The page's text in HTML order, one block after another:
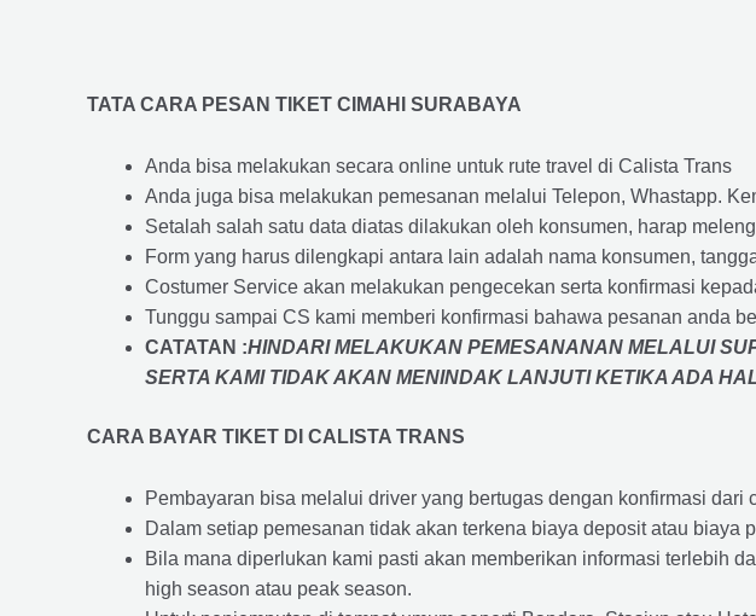
TATA CARA PESAN TIKET CIMAHI SURABAYA
Anda bisa melakukan secara online untuk rute travel di Calista Trans
Anda juga bisa melakukan pemesanan melalui Telepon, Whastapp.
Setalah salah satu data diatas dilakukan oleh konsumen, harap
Form yang harus dilengkapi antara lain adalah nama konsumen,
Costumer Service akan melakukan pengecekan serta konfirmasi
Tunggu sampai CS kami memberi konfirmasi bahawa pesanan anda
CATATAN :HINDARI MELAKUKAN PEMESANANAN MELALUI
SERTA KAMI TIDAK AKAN MENINDAK LANJUTI KETIKA ADA
CARA BAYAR TIKET DI CALISTA TRANS
Pembayaran bisa melalui driver yang bertugas dengan konfirmasi dari
Dalam setiap pemesanan tidak akan terkena biaya deposit atau biaya
Bila mana diperlukan kami pasti akan memberikan informasi terlebih
high season atau peak season.